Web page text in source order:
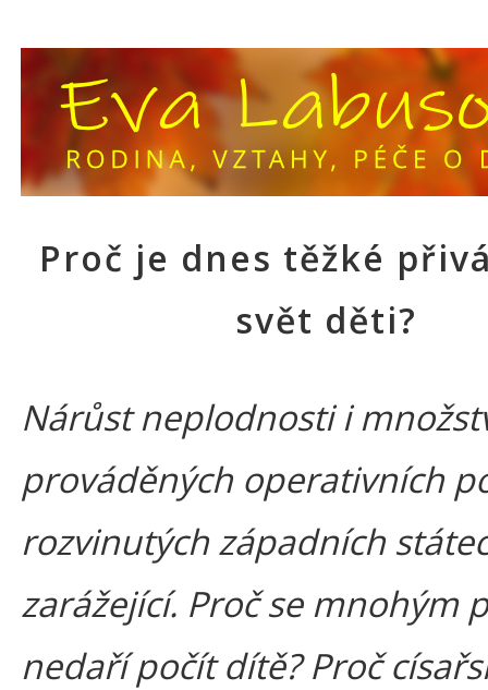
Proč je dnes těžké
svět děti?
Nárůst neplodnosti i
prováděných operativních
rozvinutých západních
zarážející. Proč se mnohým
nedaří počít dítě? Proč